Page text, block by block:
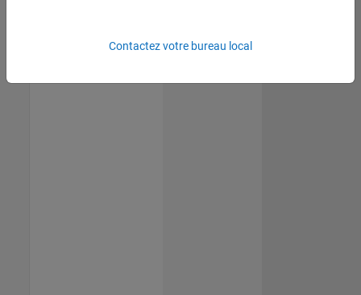
Contactez votre bureau local